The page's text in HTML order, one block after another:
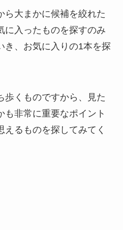
ら大まかに候補を絞れた
に入ったものを探すのみ
き、お気に入りの1本を探
くものですから、
見た
も非常に重要なポイント
るものを探してみてく